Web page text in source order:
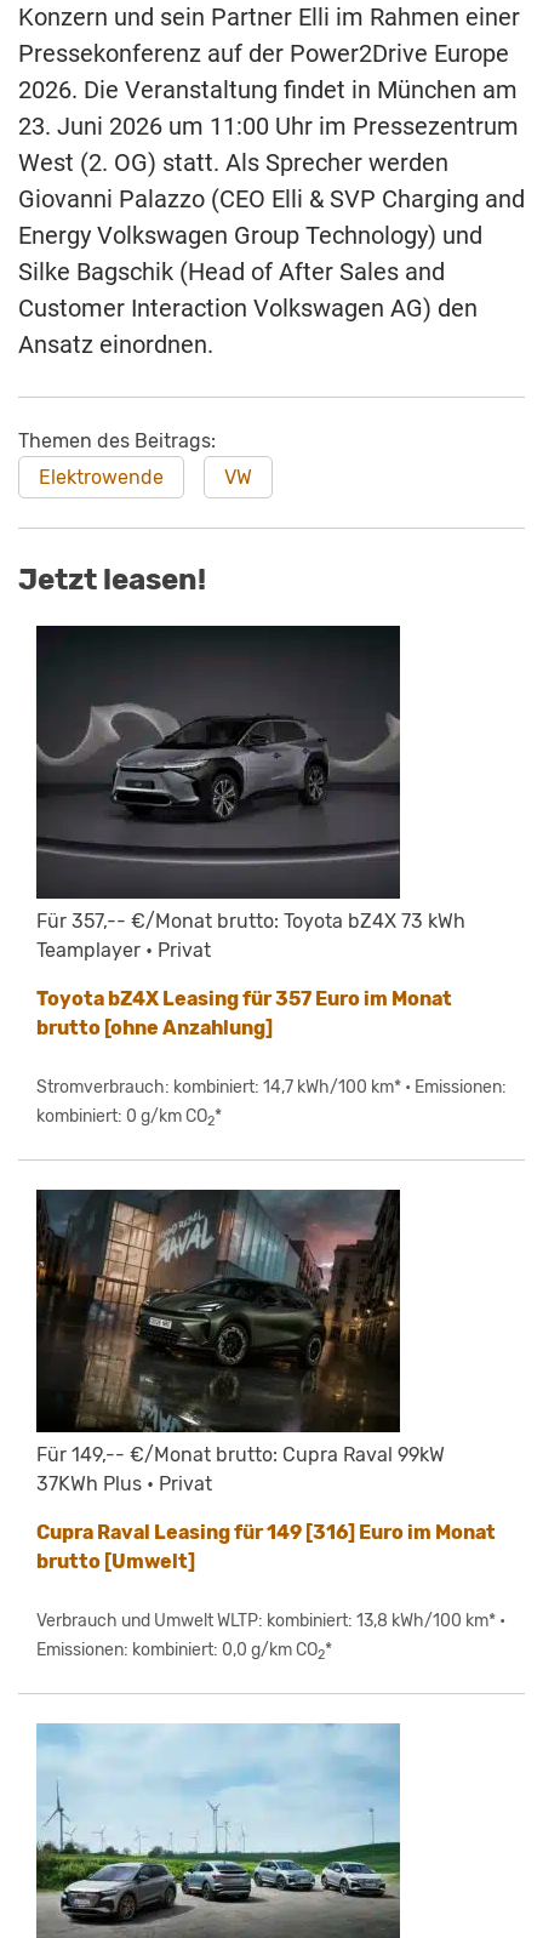
Konzern und sein Partner Elli im Rahmen einer
Pressekonferenz auf der Power2Drive Europe
2026. Die Veranstaltung findet in München am
23. Juni 2026 um 11:00 Uhr im Pressezentrum
West (2. OG) statt. Als Sprecher werden
Giovanni Palazzo (CEO Elli & SVP Charging and
Energy Volkswagen Group Technology) und
Silke Bagschik (Head of After Sales and
Customer Interaction Volkswagen AG) den
Ansatz einordnen.
Themen des Beitrags:
Elektrowende
VW
Jetzt leasen!
Für 357,-- €/Monat brutto: Toyota bZ4X 73 kWh
Teamplayer • Privat
Toyota bZ4X Leasing für 357 Euro im Monat
brutto [ohne Anzahlung]
Stromverbrauch: kombiniert: 14,7 kWh/100 km* • Emissionen:
kombiniert: 0 g/km CO2*
Für 149,-- €/Monat brutto: Cupra Raval 99kW
37KWh Plus • Privat
Cupra Raval Leasing für 149 [316] Euro im Monat
brutto [Umwelt]
Verbrauch und Umwelt WLTP: kombiniert: 13,8 kWh/100 km* •
Emissionen: kombiniert: 0,0 g/km CO2*